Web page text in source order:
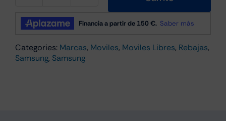
A16
4GB/128GB
Categories: Marcas, Moviles, Moviles Libres, Rebajas,
Samsung, Samsung